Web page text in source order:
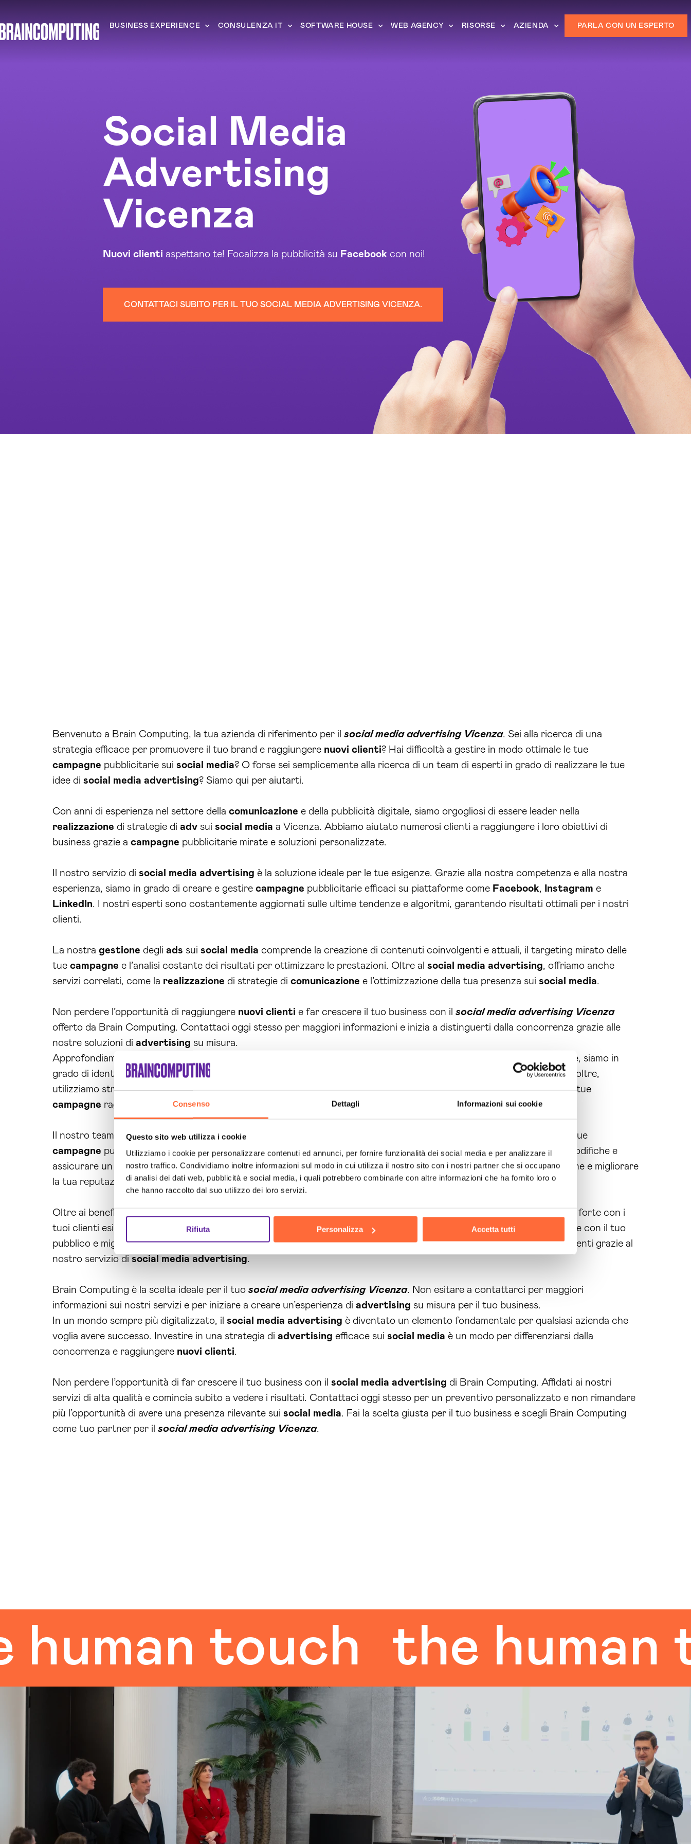
Consenso Dettagli Informazioni sui cookie
Questo sito web utilizza i cookie
Utilizziamo i cookie per personalizzare contenuti ed annunci, per fornire funzionalità dei social media e per analizzare il
nostro traffico. Condividiamo inoltre informazioni sul modo in cui utilizza il nostro sito con i nostri partner che si occupano
di analisi dei dati web, pubblicità e social media, i quali potrebbero combinarle con altre informazioni che ha fornito loro o
che hanno raccolto dal suo utilizzo dei loro servizi.
Rifiuta Personalizza Accetta tutti
BUSINESS EXPERIENCE CONSULENZA IT SOFTWARE HOUSE WEB AGENCY RISORSE AZIENDA PARLA CON UN ESPERTO
Social Media
Advertising
Vicenza
Nuovi clienti aspettano te! Focalizza la pubblicità su Facebook con noi!
CONTATTACI SUBITO PER IL TUO SOCIAL MEDIA ADVERTISING VICENZA.
Benvenuto a Brain Computing, la tua azienda di riferimento per il social media advertising Vicenza. Sei alla ricerca di una
strategia efficace per promuovere il tuo brand e raggiungere nuovi clienti? Hai difficoltà a gestire in modo ottimale le tue
campagne pubblicitarie sui social media? O forse sei semplicemente alla ricerca di un team di esperti in grado di realizzare le tue
idee di social media advertising? Siamo qui per aiutarti.
Con anni di esperienza nel settore della comunicazione e della pubblicità digitale, siamo orgogliosi di essere leader nella
realizzazione di strategie di adv sui social media a Vicenza. Abbiamo aiutato numerosi clienti a raggiungere i loro obiettivi di
business grazie a campagne pubblicitarie mirate e soluzioni personalizzate.
Il nostro servizio di social media advertising è la soluzione ideale per le tue esigenze. Grazie alla nostra competenza e alla nostra
esperienza, siamo in grado di creare e gestire campagne pubblicitarie efficaci su piattaforme come Facebook, Instagram e
LinkedIn. I nostri esperti sono costantemente aggiornati sulle ultime tendenze e algoritmi, garantendo risultati ottimali per i nostri
clienti.
La nostra gestione degli ads sui social media comprende la creazione di contenuti coinvolgenti e attuali, il targeting mirato delle
tue campagne e l’analisi costante dei risultati per ottimizzare le prestazioni. Oltre al social media advertising, offriamo anche
servizi correlati, come la realizzazione di strategie di comunicazione e l’ottimizzazione della tua presenza sui social media.
Non perdere l’opportunità di raggiungere nuovi clienti e far crescere il tuo business con il social media advertising Vicenza
offerto da Brain Computing. Contattaci oggi stesso per maggiori informazioni e inizia a distinguerti dalla concorrenza grazie alle
nostre soluzioni di advertising su misura.
Approfondiamo ora i benefici del nostro servizio di
. Grazie alla nostra esperienza nel settore, siamo in
grado di identificare le piattaforme più adatte per promuovere il tuo brand e raggiungere il tuo target di riferimento. Inoltre,
utilizziamo strumenti avanzati per il targeting, come l’analisi dei dati demografici e degli interessi, per assicurare che le tue
campagne raggiungano potenziali clienti realmente interessati ai tuoi prodotti o servizi.
Il nostro team diadvertiserè altamente qualificato e in grado di creare contenuti di alta qualità e coinvolgenti per le tue
campagne pubblicitarie. Inoltre, monitoriamo costantemente i risultati delle tuecampagneper apportare eventuali modifiche e
assicurare un ROI positivo. Con ilsocial media advertisingdi Brain Computing, potrai aumentare la tua visibilità online e migliorare
la tua reputazione sul web.
Oltre ai benefici diretti per il tuo business, il
può anche aiutarti a costruire una relazione più forte con i
tuoi clienti esistenti e potenziali. Attraverso la pubblicità su piattaforme come
Facebook, potrai interagire con il tuo
pubblico e migliorare la tua immagine aziendale. Non perdere l’opportunità di creare un legame più stretto con i tuoi clienti grazie al
nostro servizio di social media advertising.
Brain Computing è la scelta ideale per il tuo social media advertising Vicenza. Non esitare a contattarci per maggiori
informazioni sui nostri servizi e per iniziare a creare un’esperienza di advertising su misura per il tuo business.
In un mondo sempre più digitalizzato, il social media advertising è diventato un elemento fondamentale per qualsiasi azienda che
voglia avere successo. Investire in una strategia di advertising efficace sui social media è un modo per differenziarsi dalla
concorrenza e raggiungere nuovi clienti.
Non perdere l’opportunità di far crescere il tuo business con il social media advertising di Brain Computing. Affidati ai nostri
servizi di alta qualità e comincia subito a vedere i risultati. Contattaci oggi stesso per un preventivo personalizzato e non rimandare
più l’opportunità di avere una presenza rilevante sui social media. Fai la scelta giusta per il tuo business e scegli Brain Computing
come tuo partner per il social media advertising Vicenza.
touch the human